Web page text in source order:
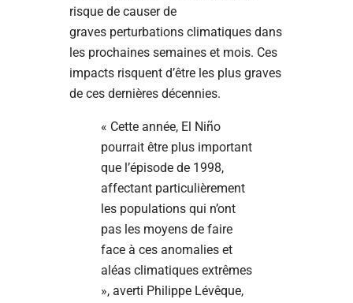
risque de causer de
graves perturbations climatiques dans
les prochaines semaines et mois. Ces
impacts risquent d’être les plus graves
de ces dernières décennies.
« Cette année, El Niño
pourrait être plus important
que l’épisode de 1998,
affectant particulièrement
les populations qui n’ont
pas les moyens de faire
face à ces anomalies et
aléas climatiques extrêmes
», averti Philippe Lévêque,